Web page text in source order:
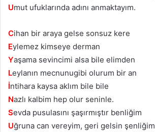
Umut ufuklarında adını anmaktayım.
Cihan bir araya gelse sonsuz kere
Eylemez kimseye derman
Yaşama sevincimi alsa bile elimden
Leylanın mecnunugibi olurum bir an
İntihara kaysa aklım bile bile
Nazlı kalbim hep olur seninle.
Sevda pusulasını şaşırmıştır benliğim
Uğruna can vereyim, geri gelsin şenliğim